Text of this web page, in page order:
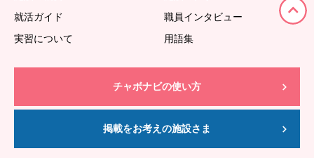
就活ガイド
職員インタビュー
実習について
用語集
チャボナビの使い方
掲載をお考えの施設さま